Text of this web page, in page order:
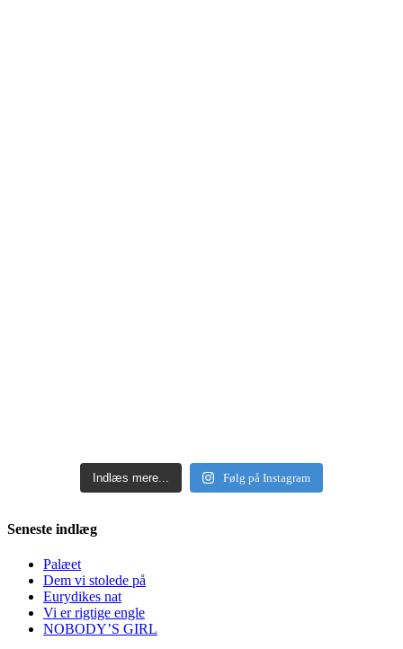
Indlæs mere... Følg på Instagram
Seneste indlæg
Palæet
Dem vi stolede på
Eurydikes nat
Vi er rigtige engle
NOBODY’S GIRL